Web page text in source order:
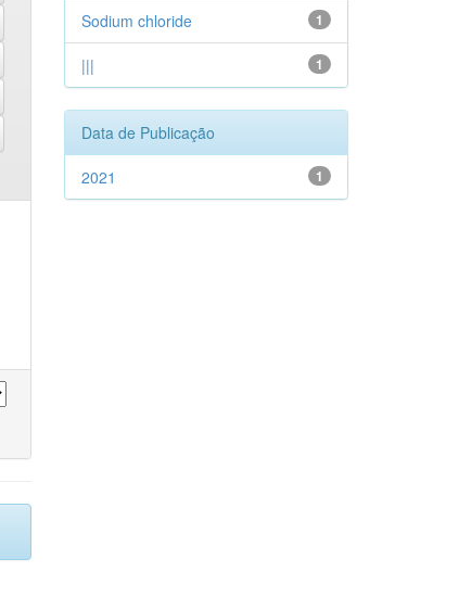
1
Sodium chloride
1
|||
Data de Publicação
1
2021